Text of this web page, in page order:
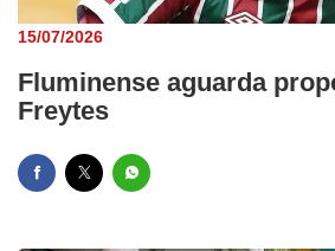
15/07/2026
Fluminense aguarda
Freytes